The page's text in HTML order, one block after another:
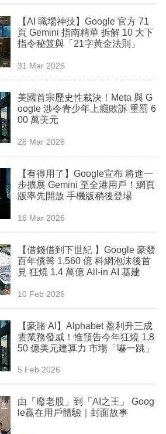
【AI 職場神技】Google 官方 71
頁 Gemini 指南精華 拆解 10 大下
指令秘笈與「21字黃金法則」
31 Mar 2026
美國首宗歷史性裁決！Meta 與 G
oogle 涉令青少年上癮敗訴 重罰 6
00 萬美元
26 Mar 2026
【有得用了】Google宣布 將進一
步擴展 Gemini 至全港用戶！網頁
版率先開放 手機版稍後登場
16 Mar 2026
【借錢借到下世紀 】Google 豪發
百年債籌 1,560 億 科網泡沫後首
見 狂燒 1.4 萬億 All-in AI 基建
10 Feb 2026
【豪賭 AI】Alphabet 盈利升三成
雲業務發威！惟預告今年狂燒 1,8
50 億美元建算力 市場「嚇一跳」
5 Feb 2026
由「廢老股」到「AI之王」 Goog
le贏在用戶體驗｜封面故事